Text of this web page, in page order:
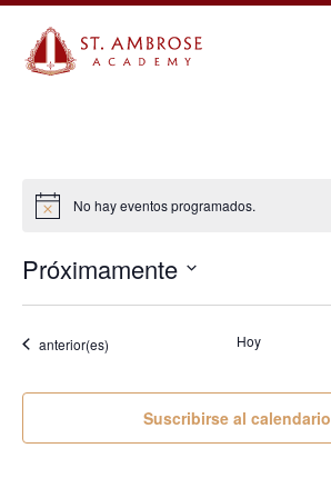
Aviso No hay eventos programados.
Próximamente
fecha.
Eventos
anterior(es) Hoy
Suscribirse al calendario